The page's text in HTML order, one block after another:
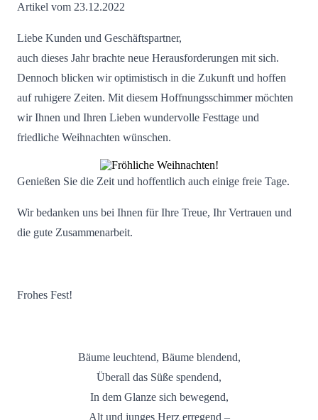
Artikel vom 23.12.2022
Liebe Kunden und Geschäftspartner,
auch dieses Jahr brachte neue Herausforderungen mit sich.
Dennoch blicken wir optimistisch in die Zukunft und hoffen
auf ruhigere Zeiten. Mit diesem Hoffnungsschimmer möchten
wir Ihnen und Ihren Lieben wundervolle Festtage und
friedliche Weihnachten wünschen.
Genießen Sie die Zeit und hoffentlich auch einige freie Tage.
Wir bedanken uns bei Ihnen für Ihre Treue, Ihr Vertrauen und
die gute Zusammenarbeit.
Frohes Fest!
Bäume leuchtend, Bäume blendend,
Überall das Süße spendend,
In dem Glanze sich bewegend,
Alt und junges Herz erregend –